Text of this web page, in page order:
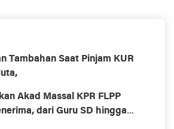
Tambahan Saat Pinjam KUR
Akad Massal KPR FLPP
dari Guru SD hingga